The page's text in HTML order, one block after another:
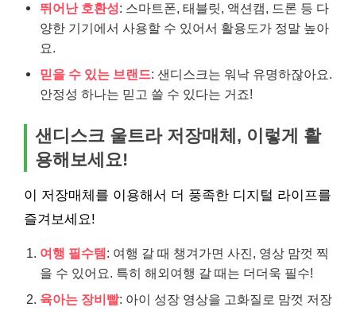
뛰어난 호환성: 스마트폰, 태블릿, 액션캠, 드론 등 다
양한 기기에서 사용할 수 있어서 활용도가 정말 높아
요.
믿을 수 있는 브랜드: 샌디스크는 워낙 유명하잖아요.
안정성 하나는 믿고 쓸 수 있다는 거죠!
샌디스크 울트라 저장매체, 이렇게 활
용해보세요!
이 저장매체를 이용해서 더 풍족한 디지털 라이프를
즐겨보세요!
여행 필수템: 여행 갈 때 챙겨가면 사진, 영상 맘껏 찍
을 수 있어요. 특히 해외여행 갈 때는 더더욱 필수!
육아는 장비빨: 아이 성장 영상을 고화질로 맘껏 저장